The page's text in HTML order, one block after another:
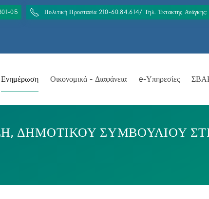
05 Πολιτική Προστασία 210-60.84.614/ Τηλ. Έκτακτης
Ενημέρωση Οικονομικά - Διαφάνεια e-Υπηρεσίες
ΔΗΜΟΤΙΚΟΥ ΣΥΜΒΟΥΛΙΟΥ